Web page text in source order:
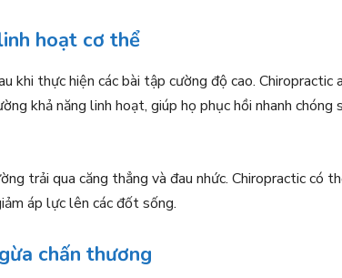
hoạt cơ thể
khi thực hiện các bài tập cường độ cao.
khả năng linh hoạt, giúp họ phục hồi nhanh chóng
trải qua căng thẳng và đau nhức. Chiropractic có
áp lực lên các đốt sống.
chấn thương